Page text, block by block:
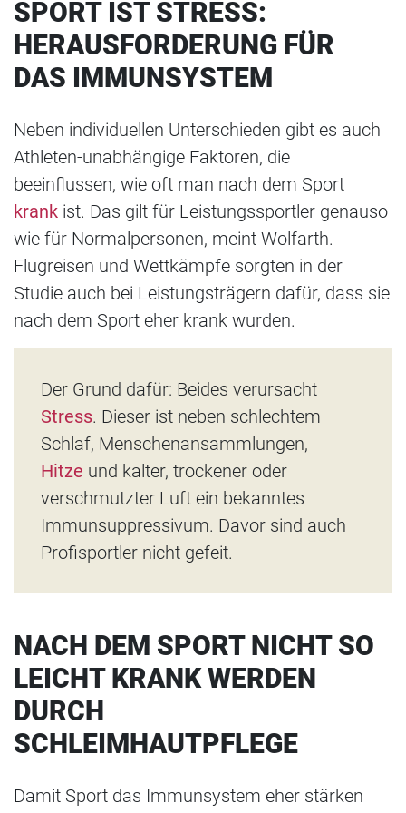
SPORT IST STRESS:
HERAUSFORDERUNG FÜR
DAS IMMUNSYSTEM
Neben individuellen Unterschieden gibt es auch
Athleten-unabhängige Faktoren, die
beeinflussen, wie oft man nach dem Sport
krank ist. Das gilt für Leistungssportler genauso
wie für Normalpersonen, meint Wolfarth.
Flugreisen und Wettkämpfe sorgten in der
Studie auch bei Leistungsträgern dafür, dass sie
nach dem Sport eher krank wurden.
Der Grund dafür: Beides verursacht
Stress. Dieser ist neben schlechtem
Schlaf, Menschenansammlungen,
Hitze und kalter, trockener oder
verschmutzter Luft ein bekanntes
Immunsuppressivum. Davor sind auch
Profisportler nicht gefeit.
NACH DEM SPORT NICHT SO
LEICHT KRANK WERDEN
DURCH
SCHLEIMHAUTPFLEGE
Damit Sport das Immunsystem eher stärken